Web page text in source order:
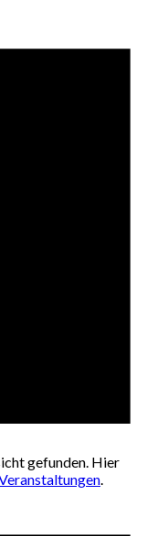
gefunden. Hier
.